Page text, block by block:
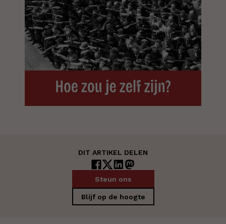
DIT ARTIKEL DELEN
Steun ons
Blijf op de hoogte